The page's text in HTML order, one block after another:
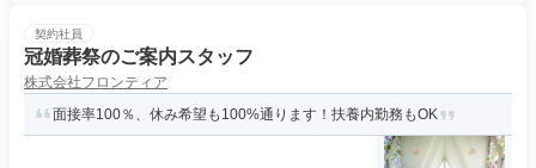
契約社員
冠婚葬祭のご案内スタッフ
株式会社フロンティア
面接率100％、休み希望も100%通ります！扶養内勤務もOK